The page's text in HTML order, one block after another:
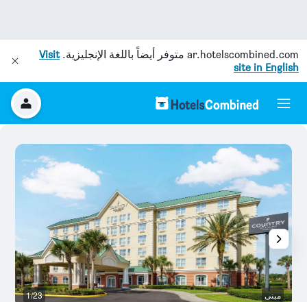
ar.hotelscombined.com متوفر أيضاً باللغة الإنجليزية.Visit
site in English
مبنى 1/23